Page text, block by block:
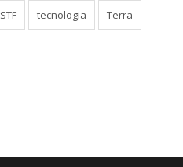
STF tecnologia Terra